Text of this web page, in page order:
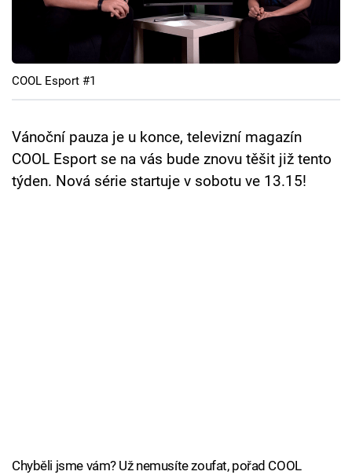
Hry
Pořady
TV Program
Sledujte prima+
COOL Esport #1
Vánoční pauza je u konce, televizní magazín
COOL Esport se na vás bude znovu těšit již tento
týden. Nová série startuje v sobotu ve 13.15!
Chyběli jsme vám? Už nemusíte zoufat, pořad COOL